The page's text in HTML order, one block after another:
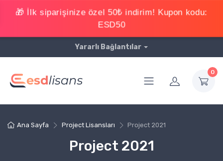
Yararlı Bağlantılar
0
Ana Sayfa Project Lisansları Project 2021
Project 2021